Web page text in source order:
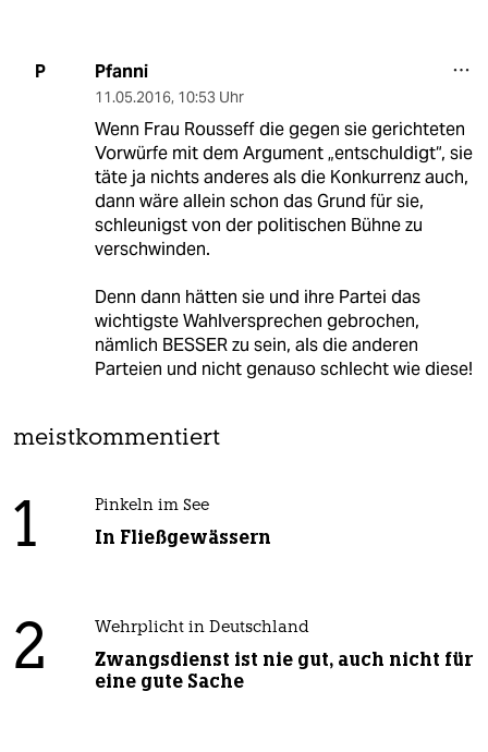
P Pfanni
11.05.2016, 10:53 Uhr
Wenn Frau Rousseff die gegen sie gerichteten
Vorwürfe mit dem Argument „entschuldigt“, sie
täte ja nichts anderes als die Konkurrenz auch,
dann wäre allein schon das Grund für sie,
schleunigst von der politischen Bühne zu
verschwinden.
Denn dann hätten sie und ihre Partei das
wichtigste Wahlversprechen gebrochen,
nämlich BESSER zu sein, als die anderen
Parteien und nicht genauso schlecht wie diese!
meistkommentiert
1 Pinkeln im See
In Fließgewässern
2 Wehrplicht in Deutschland
Zwangsdienst ist nie gut, auch nicht für
eine gute Sache